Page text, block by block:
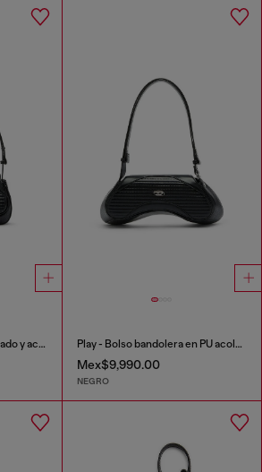
Play - Clutch en PU perforado y acolchado Play - Bolso bandolera en PU acolchado perforado
Mex$9,990.00
NEGRO